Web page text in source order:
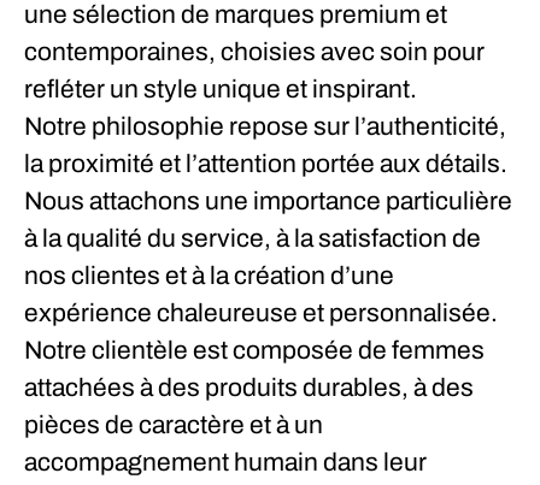
une sélection de marques premium et
contemporaines, choisies avec soin pour
refléter un style unique et inspirant.
Notre philosophie repose sur l’authenticité,
la proximité et l’attention portée aux détails.
Nous attachons une importance particulière
à la qualité du service, à la satisfaction de
nos clientes et à la création d’une
expérience chaleureuse et personnalisée.
Notre clientèle est composée de femmes
attachées à des produits durables, à des
pièces de caractère et à un
accompagnement humain dans leur